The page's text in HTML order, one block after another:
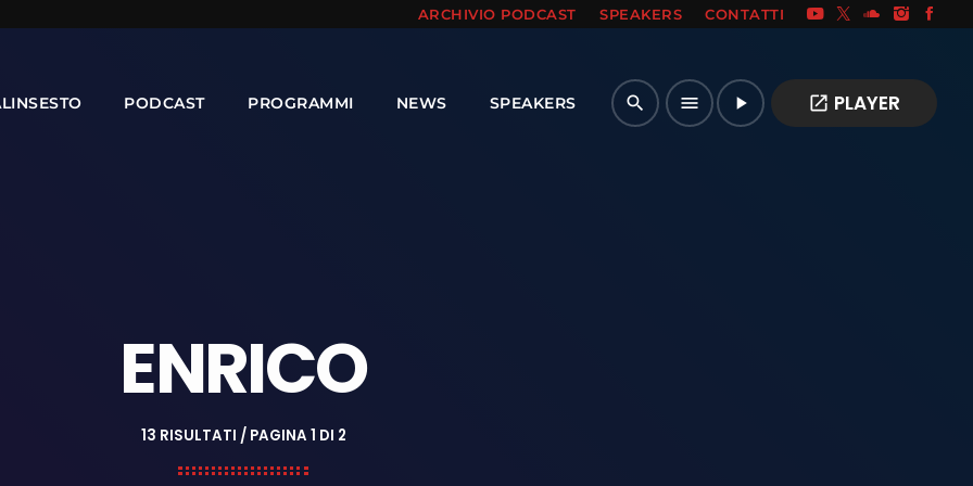
ARCHIVIO PODCAST SPEAKERS CONTATTI
PODCAST PROGRAMMI NEWS SPEAKERS search menu play_arrow open_in_new PLAYER
ENRICO
13 RISULTATI / PAGINA 1 DI 2